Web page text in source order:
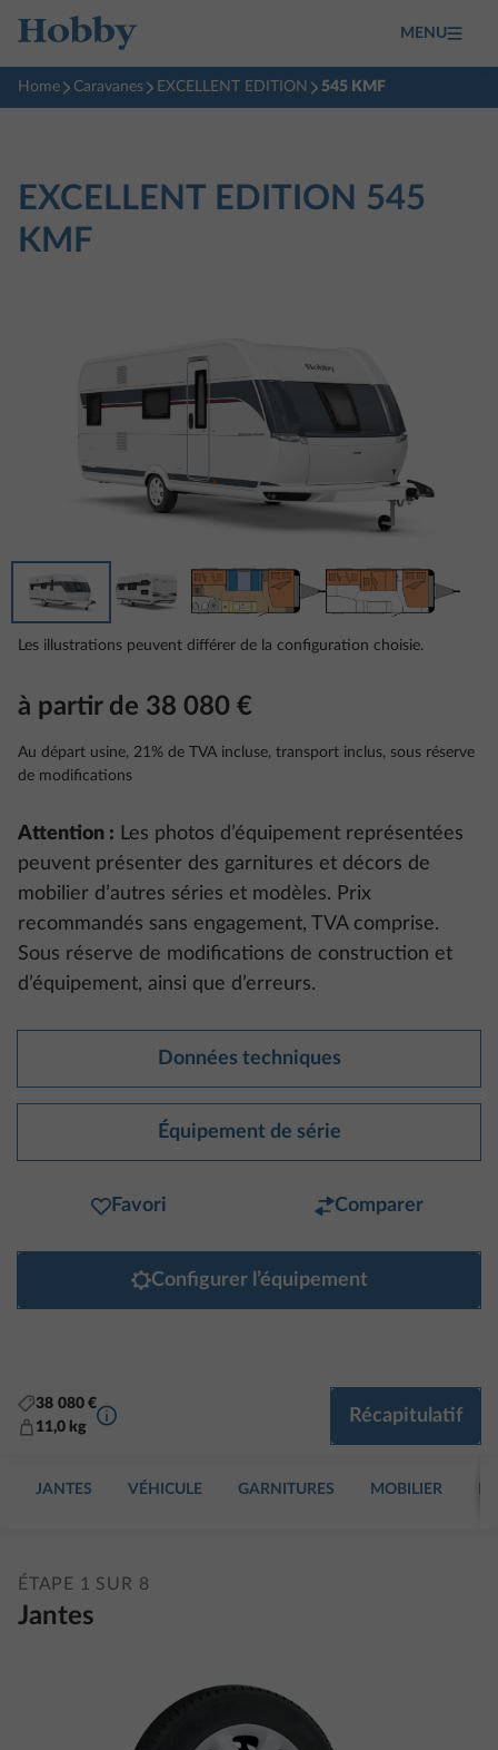
MENU
Home Caravanes EXCELLENT EDITION 545 KMF
EXCELLENT EDITION 545
KMF
Les illustrations peuvent différer de la configuration choisie.
à partir de 38 080 €
Au départ usine, 21% de TVA incluse, transport inclus, sous réserve
de modifications
Attention : Les photos d’équipement représentées
peuvent présenter des garnitures et décors de
mobilier d’autres séries et modèles. Prix
recommandés sans engagement, TVA comprise.
Sous réserve de modifications de construction et
d’équipement, ainsi que d’erreurs.
Données techniques
Équipement de série
Favori Comparer
Configurer l’équipement
38 080 €
11,0 kg
Plus d’informations Récapitulatif
JANTES VÉHICULE GARNITURES MOBILIER
ÉTAPE 1 SUR 8
Jantes